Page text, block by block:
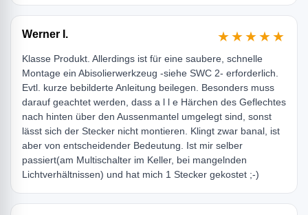
Werner I. ★★★★★
Klasse Produkt. Allerdings ist für eine saubere, schnelle
Montage ein Abisolierwerkzeug -siehe SWC 2- erforderlich.
Evtl. kurze bebilderte Anleitung beilegen. Besonders muss
darauf geachtet werden, dass a l l e Härchen des Geflechtes
nach hinten über den Aussenmantel umgelegt sind, sonst
lässt sich der Stecker nicht montieren. Klingt zwar banal, ist
aber von entscheidender Bedeutung. Ist mir selber
passiert(am Multischalter im Keller, bei mangelnden
Lichtverhältnissen) und hat mich 1 Stecker gekostet ;-)